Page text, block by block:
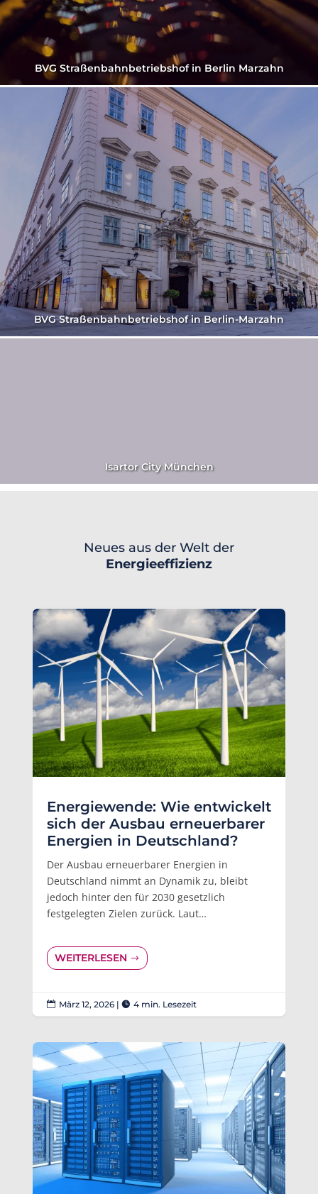
BVG Straßenbahnbetriebshof in Berlin Marzahn
BVG Straßenbahnbetriebshof in Berlin-Marzahn
Isartor City München
Neues aus der Welt der
Energieeffizienz
Energiewende: Wie entwickelt
sich der Ausbau erneuerbarer
Energien in Deutschland?
Der Ausbau erneuerbarer Energien in
Deutschland nimmt an Dynamik zu, bleibt
jedoch hinter den für 2030 gesetzlich
festgelegten Zielen zurück. Laut…
WEITERLESEN
 März 12, 2026|  4 min. Lesezeit